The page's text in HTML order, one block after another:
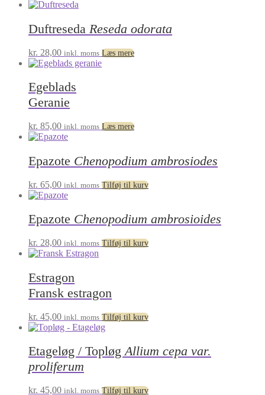
Duftreseda Reseda odorata
kr. 28,00 inkl. moms Læs mere
Egeblads
Geranie
kr. 85,00 inkl. moms Læs mere
Epazote Chenopodium ambrosiodes
kr. 65,00 inkl. moms Tilføj til kurv
Epazote Chenopodium ambrosioides
kr. 28,00 inkl. moms Tilføj til kurv
Estragon
Fransk estragon
kr. 45,00 inkl. moms Tilføj til kurv
Etageløg / TopløgAllium cepa var.
proliferum
kr. 45,00 inkl. moms Tilføj til kurv